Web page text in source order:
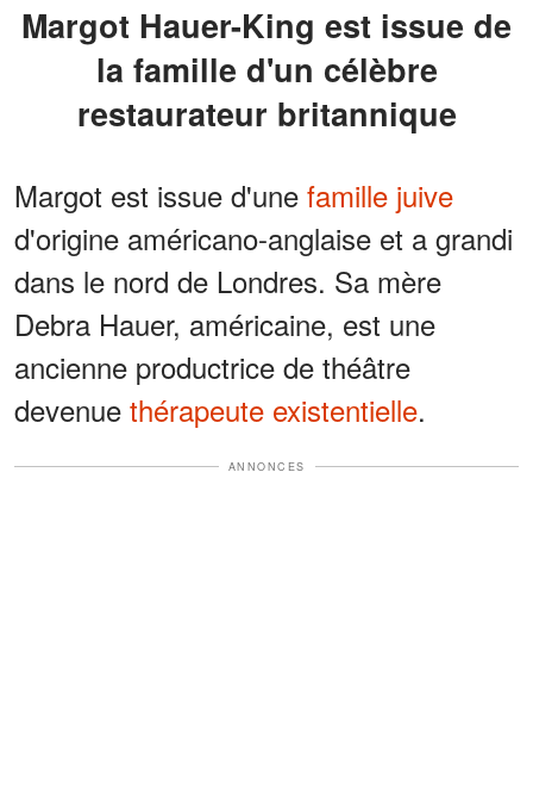
Margot Hauer-King est issue de
la famille d'un célèbre
restaurateur britannique
Margot est issue d'une famille juive
d'origine américano-anglaise et a grandi
dans le nord de Londres. Sa mère
Debra Hauer, américaine, est une
ancienne productrice de théâtre
devenue thérapeute existentielle.
ANNONCES